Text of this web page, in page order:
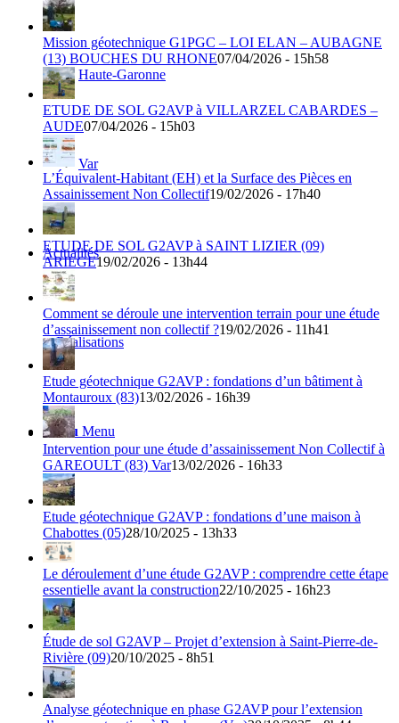
Haute-Garonne
Var
Actualités
et Réalisations
Menu Menu
Mission géotechnique G1PGC – LOI ELAN – AUBAGNE
(13) BOUCHES DU RHONE07/04/2026 - 15h58
ETUDE DE SOL G2AVP à VILLARZEL CABARDES –
AUDE07/04/2026 - 15h03
L’Équivalent-Habitant (EH) et la Surface des Pièces en
Assainissement Non Collectif19/02/2026 - 17h40
ETUDE DE SOL G2AVP à SAINT LIZIER (09)
ARIEGE19/02/2026 - 13h44
Comment se déroule une intervention terrain pour une étude
d’assainissement non collectif ?19/02/2026 - 11h41
Etude géotechnique G2AVP : fondations d’un bâtiment à
Montauroux (83)13/02/2026 - 16h39
Intervention pour une étude d’assainissement Non Collectif à
GAREOULT (83) Var13/02/2026 - 16h33
Etude géotechnique G2AVP : fondations d’une maison à
Chabottes (05)28/10/2025 - 13h33
Le déroulement d’une étude G2AVP : comprendre cette étape
essentielle avant la construction22/10/2025 - 16h23
Étude de sol G2AVP – Projet d’extension à Saint-Pierre-de-
Rivière (09)20/10/2025 - 8h51
Analyse géotechnique en phase G2AVP pour l’extension